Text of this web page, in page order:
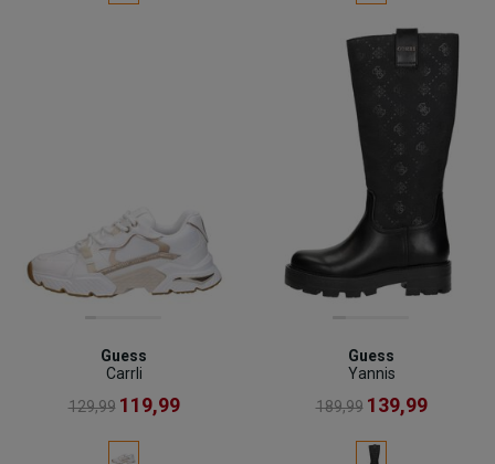
Guess
Carrli
129,99 119,99
Guess
Yannis
189,99 139,99